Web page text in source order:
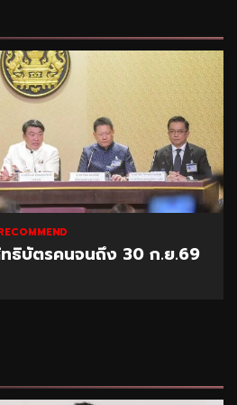
1 min read
NATIONAL
“พาณิชย์” โชว์ยอดส่งออกทุเรี